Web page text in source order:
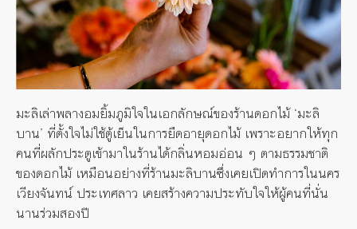
มะลิเล่าพลางอมยิ้มภูมิใจในเอกลักษณ์ของร้านดอกไม้ ‘มะลิ
บาน’ ที่ตั้งใจไม่ใช้ตู้เย็นในการยืดอายุดอกไม้ เพราะอยากให้ทุก
คนที่ผลักประตูเข้ามาในร้านได้กลิ่นหอมอ่อน ๆ ตามธรรมชาติ
ของดอกไม้ เหมือนอย่างที่ร้านมะลิบานซึ่งเคยเปิดทำการในนคร
เวียงจันทน์ ประเทศลาว เคยสร้างความประทับใจให้ผู้คนที่นั่น
นานร่วมสองปี